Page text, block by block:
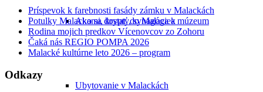
Ako sa dostať do Malaciek
Ubytovanie v Malackách
Príspevok k farebnosti fasády zámku v Malackách
Potulky Malackami, krypty, synagóga a múzeum
Rodina mojich predkov Vícenovcov zo Zohoru
Čaká nás REGIO POMPA 2026
Malacké kultúrne leto 2026 – program
Odkazy